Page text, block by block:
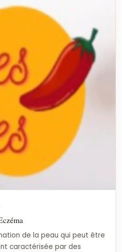
de la peau qui peut être
caractérisée par des